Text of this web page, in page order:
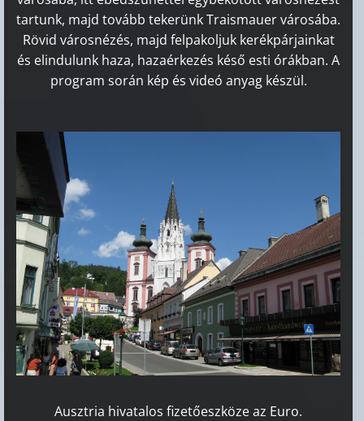
tartunk, majd tovább tekerünk Traismauer városába.
Rövid városnézés, majd felpakoljuk kerékpárjainkat
és elindulunk haza, hazaérkezés késő esti órákban.A
program során kép és videó anyag készül.
Ausztria hivatalos fizetőeszköze az Euro.